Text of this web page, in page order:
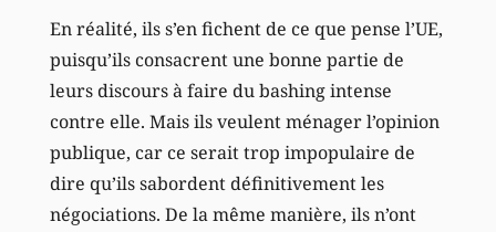
En réalité, ils s’en fichent de ce que pense l’UE,
puisqu’ils consacrent une bonne partie de
leurs discours à faire du bashing intense
contre elle. Mais ils veulent ménager l’opinion
publique, car ce serait trop impopulaire de
dire qu’ils sabordent définitivement les
négociations. De la même manière, ils n’ont